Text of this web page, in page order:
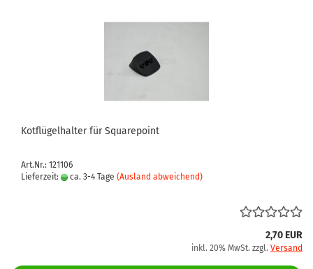
Kotflügelhalter für Squarepoint
Art.Nr.: 121106
Lieferzeit:
ca. 3-4 Tage (Ausland abweichend)
2,70 EUR
inkl. 20% MwSt. zzgl. Versand